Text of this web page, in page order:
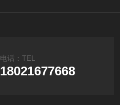
电话：TEL
18021677668